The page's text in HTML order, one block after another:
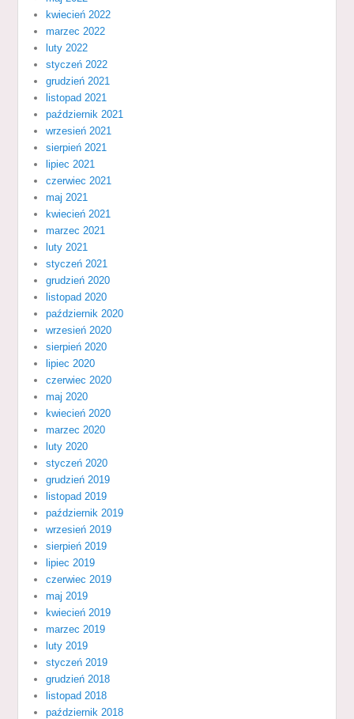
kwiecień 2022
marzec 2022
luty 2022
styczeń 2022
grudzień 2021
listopad 2021
październik 2021
wrzesień 2021
sierpień 2021
lipiec 2021
czerwiec 2021
maj 2021
kwiecień 2021
marzec 2021
luty 2021
styczeń 2021
grudzień 2020
listopad 2020
październik 2020
wrzesień 2020
sierpień 2020
lipiec 2020
czerwiec 2020
maj 2020
kwiecień 2020
marzec 2020
luty 2020
styczeń 2020
grudzień 2019
listopad 2019
październik 2019
wrzesień 2019
sierpień 2019
lipiec 2019
czerwiec 2019
maj 2019
kwiecień 2019
marzec 2019
luty 2019
styczeń 2019
grudzień 2018
listopad 2018
październik 2018